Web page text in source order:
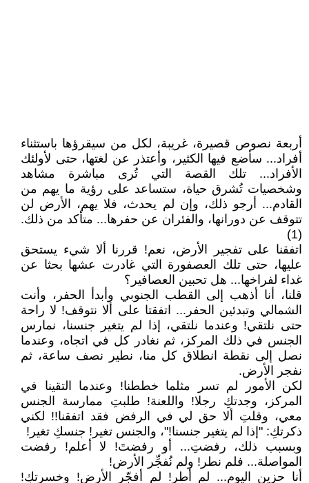
أربعة نصوص قصيرة، غريبة، لكل من سيقرؤها باستثناء
أفراد... سأضع فيها الكثير، وأعتذر عن لغتها، حتى لأولئك
الأفراد... تلك القصة التي تُرى مباشرة مشاهد
وشخصيات تُشرق حياة، ستساعد على رؤية ما يهم من
القادم... أرجو ذلك، وإن لم يحدث، فلا يهم، الأرض لن
تتوقف عن دورانها، والفئران عن حفرها... متأكد من ذلك.
(1)
اتفقنا على تفجير الأرض، نعم! قررنا ألا شيء يستحق
عليها، حتى تلك العصفورة التي غادرت عشها بحثا عن
غداء لفراخها... هل تحبين العصافير؟
قلنا، أنا أذهب إلى القطب الجنوبي وأبدأ الحفر، وأنت
الشمالي وتبدئين الحفر... اتفقتا على ألا نتوقف! لا راحة
حتى نلتقي! وعندما نلتقي، إذا لم يتغير جنسنا، نمارس
الجنس في ذلك المركز، ثم نغادر كل في اتجاه، وعندما
نصل إلى نقطة انطلاق كل منا، نطير نصف ساعة، ثم
نفجر الأرض.
لكن الأمور لم تسر مثلما خططنا! وعندما التقينا في
المركز، وجدتكِ رجلا! واللعنة! طلبتِ ممارسة الجنس
معي، وقلتِ ألا حق لي في الرفض فقد اتفقنا!! لكني
ذكرتكِ: "إذا لم يتغير جنسنا!"، والجنس تغير! جنسكِ تغير!
وبسبب ذلك، رفضتِ... أو رفضتَ! لا أعلم! رفضت
المواصلة... فلم نطر! ولم نُفجِّر الأرض!
أنا حزين اليوم... لم أطر! لم أفجّر الأرض! وخسرتكِ!